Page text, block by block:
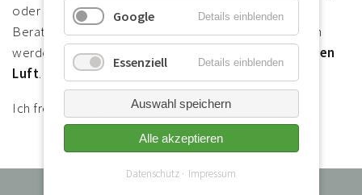
oder als Familie stattfinden. Bei Bedarf können
Beratungen auch per Telefon oder online abgehalten
werden - oder bei einem
Spaziergang an der frischen
Luft.
Ich freue mich, Sie kennen zu lernen!
Google Details einblenden
Essenziell Details einblenden
Auswahl speichern
Alle akzeptieren
Datenschutz Impressum